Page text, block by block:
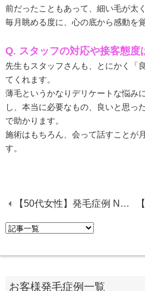
前だったこともあって、細い毛が太
毎月眺める度に、心の底から感動を
Q. スタッフの対応や接客態度
先生もスタッフさんも、とにかく「
てくれます。
薄毛というかなりデリケートな悩み
し、本当に必要なもの、良いと思っ
で助かります。
施術はもちろん、会って話すことが
す。
【50代女性】発毛症例 No.16